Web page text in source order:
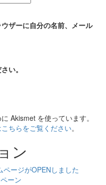
ザーに自分の名前、メール
い。
Akismet を使っています。
ちらをご覧ください。
ン
ページがOPENしました
ーン